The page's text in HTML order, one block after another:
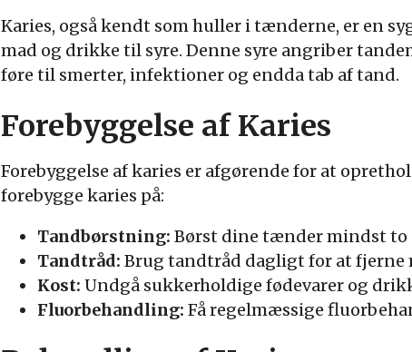
Karies, også kendt som huller i tænderne, er en
mad og drikke til syre. Denne syre angriber
føre til smerter, infektioner og endda tab af tand.
Forebyggelse af Karies
Forebyggelse af karies er afgørende for at
forebygge karies på:
Tandbørstning: Børst dine tænder mindst to
Tandtråd: Brug tandtråd dagligt for at fjerne
Kost: Undgå sukkerholdige fødevarer og
Fluorbehandling: Få regelmæssige